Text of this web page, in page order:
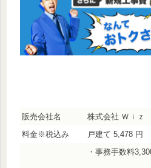
販売会社名
株式会社 Ｗｉｚ
料金※税込み
戸建て 5,478 円
・事務手数料